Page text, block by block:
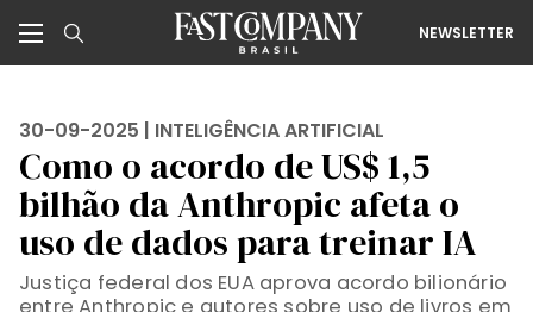
NEWSLETTER
30-09-2025 | INTELIGÊNCIA ARTIFICIAL
Como o acordo de US$ 1,5
bilhão da Anthropic afeta o
uso de dados para treinar IA
Justiça federal dos EUA aprova acordo bilionário